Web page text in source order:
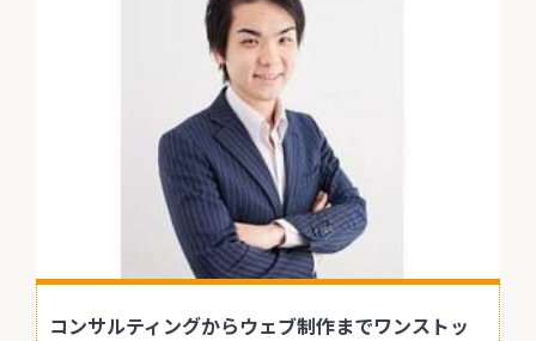
コンサルティングからウェブ制作までワンストッ